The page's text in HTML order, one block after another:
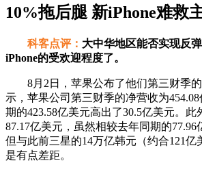
10%拖后腿 新iPhone难救
科客点评： 大中华地区能否实现反
iPhone的受欢迎程度了。
8月2日，苹果公布了他们第三财季的
示，苹果公司第三财季的净营收为454.08
期的423.58亿美元高出了30.5亿美元。此
87.17亿美元，虽然相较去年同期的77.96
但与此前三星的14万亿韩元（约合121亿
是有点差距。